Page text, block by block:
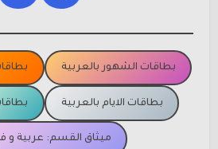
بطاقات الشهور بالعربية
بطاقات الايام بالعربية
ميثاق القسم: عربية و